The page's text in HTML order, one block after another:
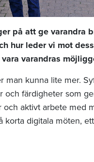
på att ge varandra
hur leder vi mot
varandras
man kunna lite mer.
och färdigheter som
aktivt arbete med
korta digitala möten,